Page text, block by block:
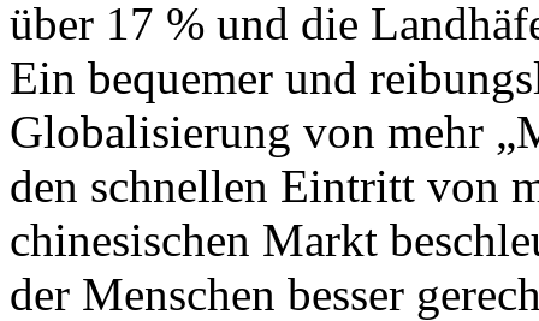
über 17 % und die
Ein bequemer und
Globalisierung von mehr
den schnellen Eintritt von
chinesischen Markt
der Menschen besser